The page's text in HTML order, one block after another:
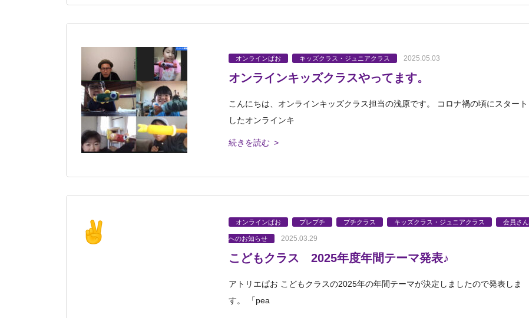
オンラインぱお キッズクラス・ジュニアクラス 2025.05.03
オンラインキッズクラスやってます。
こんにちは、オンラインキッズクラス担当の浅原です。 コロナ禍の頃にスタート
したオンラインキ
続きを読む >
オンラインぱお プレプチ プチクラス キッズクラス・ジュニアクラス 会員さん
へのお知らせ 2025.03.29
こどもクラス 2025年度年間テーマ発表♪
アトリエぱお こどもクラスの2025年の年間テーマが決定しましたので発表しま
す。 「pea